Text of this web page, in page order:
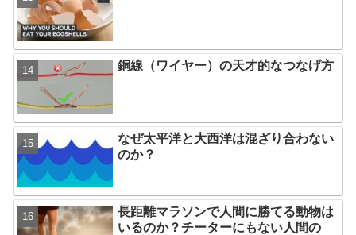
銅線（ワイヤー）の天才的なつなげ方
なぜ太平洋と大西洋は混ざり合わない
のか？
長距離マラソンで人間に勝てる動物は
いるのか？チーターにもない人間の